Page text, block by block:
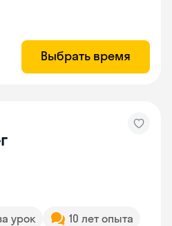
Выбрать время
урок
10 лет опыта